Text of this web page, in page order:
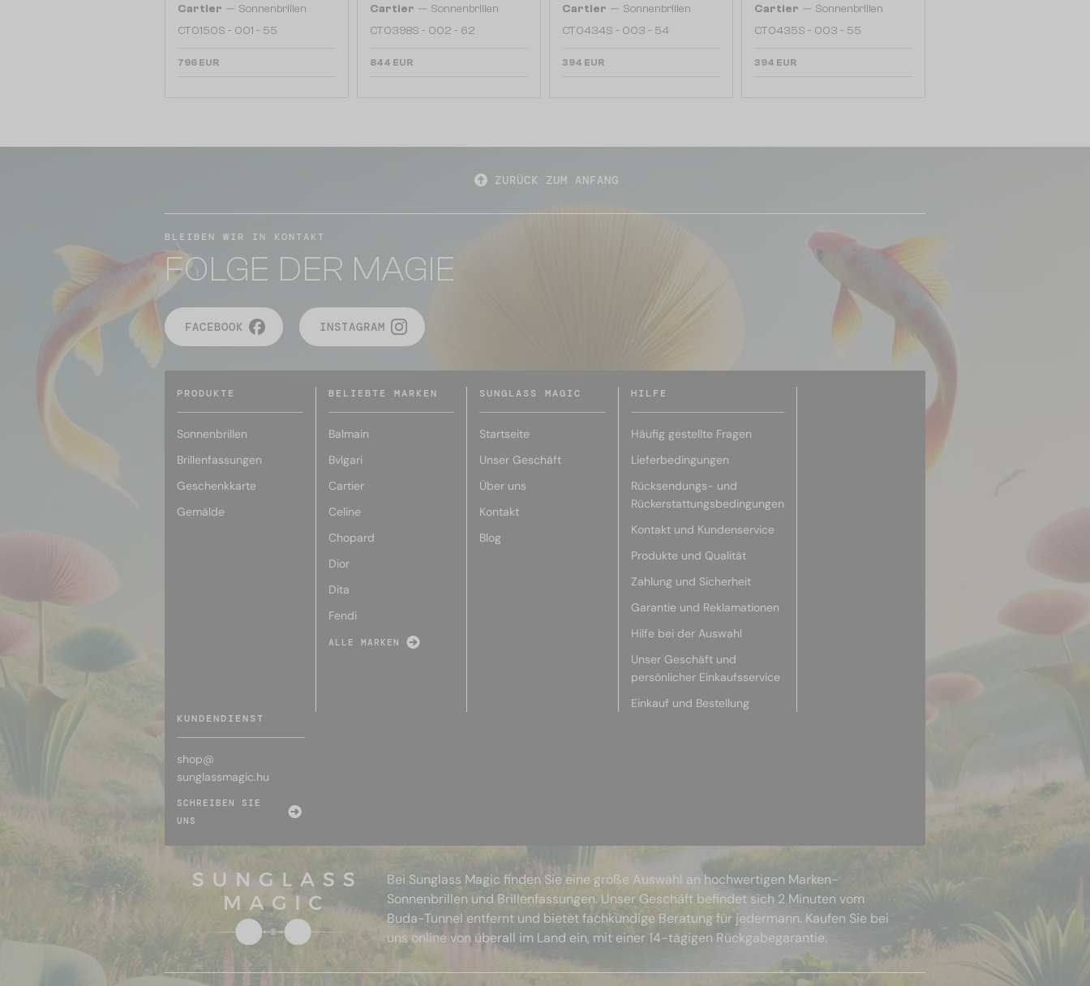
Cartier — Sonnenbrillen
CT0150S - 001 - 55
796 EUR
Cartier — Sonnenbrillen
CT0398S - 002 - 62
844 EUR
Cartier — Sonnenbrillen
CT0434S - 003 - 54
394 EUR
Cartier — Sonnenbrillen
CT0435S - 003 - 55
394 EUR
ZURÜCK ZUM ANFANG
BLEIBEN WIR IN KONTAKT
FOLGE DER MAGIE
FACEBOOK INSTAGRAM
PRODUKTE
Sonnenbrillen
Brillenfassungen
Geschenkkarte
Gemälde
BELIEBTE MARKEN
Balmain
Bvlgari
Cartier
Celine
Chopard
Dior
Dita
Fendi
ALLE MARKEN
SUNGLASS MAGIC
Startseite
Unser Geschäft
Über uns
Kontakt
Blog
HILFE
Häufig gestellte Fragen
Lieferbedingungen
Rücksendungs- und
Rückerstattungsbedingungen
Kontakt und Kundenservice
Produkte und Qualität
Zahlung und Sicherheit
Garantie und Reklamationen
Hilfe bei der Auswahl
Unser Geschäft und
persönlicher Einkaufsservice
Einkauf und Bestellung
KUNDENDIENST
shop@
sunglassmagic.hu
SCHREIBEN SIE
UNS
Bei Sunglass Magic finden Sie eine große Auswahl an hochwertigen Marken-
Sonnenbrillen und Brillenfassungen. Unser Geschäft befindet sich 2 Minuten vom
Buda-Tunnel entfernt und bietet fachkundige Beratung für jedermann. Kaufen Sie bei
uns online von überall im Land ein, mit einer 14-tägigen Rückgabegarantie.